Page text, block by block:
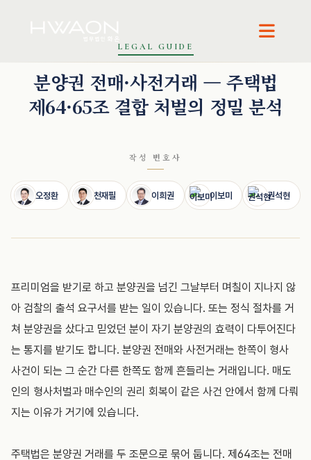
LEGAL GUIDE
분양권 전매·사전거래 — 주택법
제64·65조 결합 처벌의 정밀 분석
작성 변호사
오정환 천재필 이희권 이보미 권석현
프리미엄을 받기로 하고 분양권을 넘긴 그날부터 며칠이 지나지 않
아 검찰의 출석 요구서를 받는 일이 있습니다. 또는 정식 절차를 거
쳐 분양권을 샀다고 믿었던 분이 자기 분양권의 효력이 다투어진다
는 통지를 받기도 합니다. 분양권 전매와 사전거래는 한쪽이 형사
사건이 되는 그 순간 다른 한쪽도 함께 흔들리는 거래입니다. 매도
인의 형사처벌과 매수인의 권리 회복이 같은 사건 안에서 함께 다뤄
지는 이유가 거기에 있습니다.
주택법은 분양권 거래를 두 조문으로 묶어 둡니다. 제64조는 전매